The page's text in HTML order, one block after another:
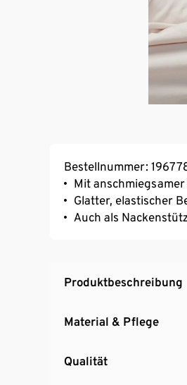
Bestellnummer:
Mit
Glatter, elastischer
Auch als
Produktbeschreibung
Material & Pflege
Qualität